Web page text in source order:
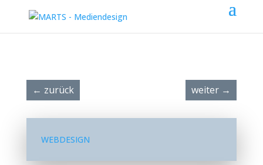
← zurück weiter →
WEBDESIGN